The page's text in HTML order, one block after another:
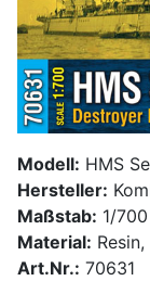
Modell: HMS
Hersteller:
Maßstab: 1/700
Material:
Art.Nr.: 70631